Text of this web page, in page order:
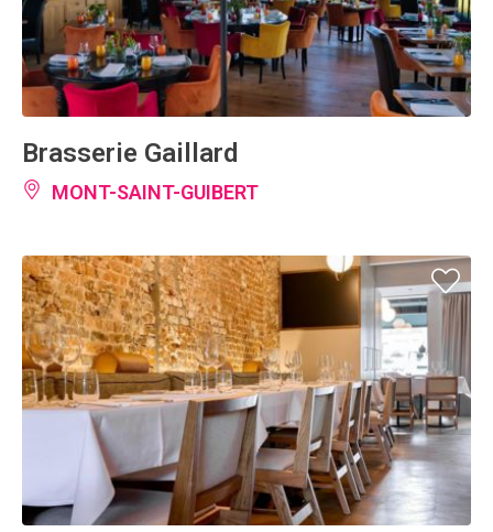
Brasserie Gaillard
MONT-SAINT-GUIBERT